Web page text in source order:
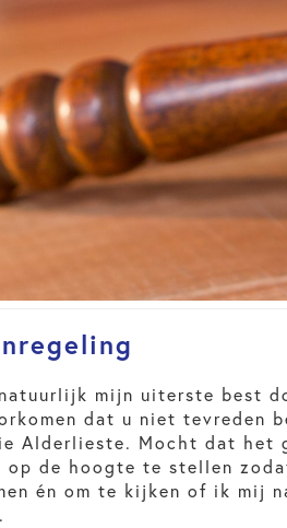
mijn uiterste best
dat u niet tevreden
Alderlieste. Mocht dat het
op de hoogte te stellen
én om te kijken of ik mij